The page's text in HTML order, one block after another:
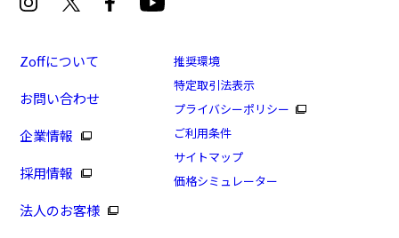
[アウトレット価格]掛け心地抜群のCLASSICフレー
商品番号：ZO223004-44E1/フレームカラー：ブラウン/
単価：￥7,980
Zoffについて
お問い合わせ
企業情報
採用情報
法人のお客様
推奨環境
特定取引法表示
プライバシーポリシー
ご利用条件
サイトマップ
価格シミュレーター